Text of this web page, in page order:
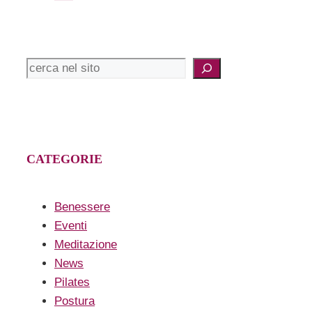
Cerca
CATEGORIE
Benessere
Eventi
Meditazione
News
Pilates
Postura